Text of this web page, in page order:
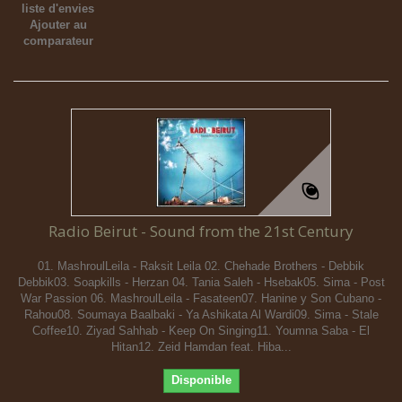
liste d'envies
Ajouter au
comparateur
Radio Beirut - Sound from the 21st Century
01. MashroulLeila - Raksit Leila 02. Chehade Brothers - Debbik
Debbik03. Soapkills - Herzan 04. Tania Saleh - Hsebak05. Sima - Post
War Passion 06. MashroulLeila - Fasateen07. Hanine y Son Cubano -
Rahou08. Soumaya Baalbaki - Ya Ashikata Al Wardi09. Sima - Stale
Coffee10. Ziyad Sahhab - Keep On Singing11. Youmna Saba - El
Hitan12. Zeid Hamdan feat. Hiba...
Disponible